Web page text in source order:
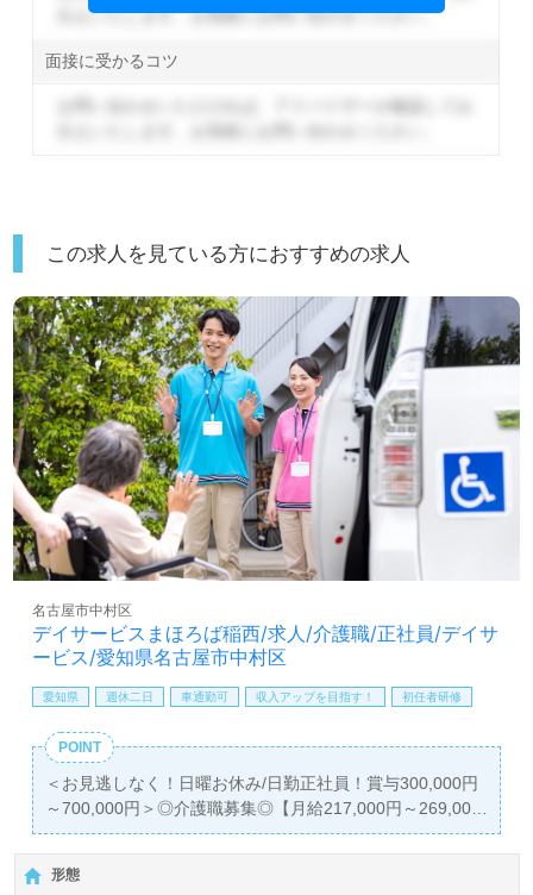
伝えいたします。お気軽にお問い合わせください。
面接に受かるコツ
この求人を見ている方におすすめの求人
デイサービスまほろば稲西/求人/介護職/正社員/デイサ
ービス/愛知県名古屋市中村区
名古屋市中村区
愛知県 週休二日 車通勤可 収入アップを目指す！ 初任者研修
POINT
＜お見逃しなく！日曜お休み/日勤正社員！賞与300,000円
～700,000円＞◎介護職募集◎【月給217,000円～269,000
円】
＊初任者研修以上有資格者向け求人＊『中村公園駅』徒歩
22分。お車通勤可能です。
形態